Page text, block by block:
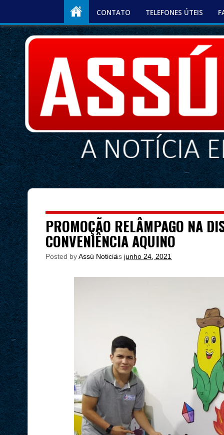
CONTATO TELEFONES ÚTEIS
PROMOÇÃO RELÂMPAGO NA
CONVENIÊNCIA AQUINO
Posted byAssú Noticia
às junho 24, 2021